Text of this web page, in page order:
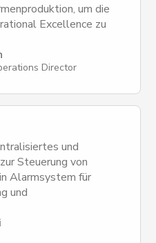
um die
Excellence zu
Director
und
Steuerung von
Alarmsystem für
und